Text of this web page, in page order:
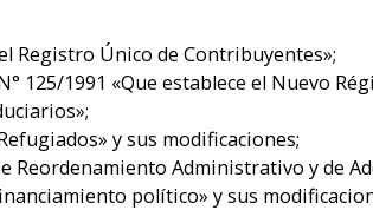
Registro Único de Contribuyentes»;
125/1991 «Que establece el Nuevo
y sus modificaciones;
Reordenamiento Administrativo y de
político» y sus